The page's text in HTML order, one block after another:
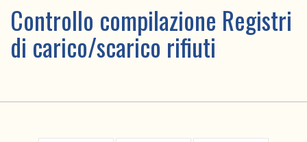
Controllo compilazione Registri
di carico/scarico rifiuti